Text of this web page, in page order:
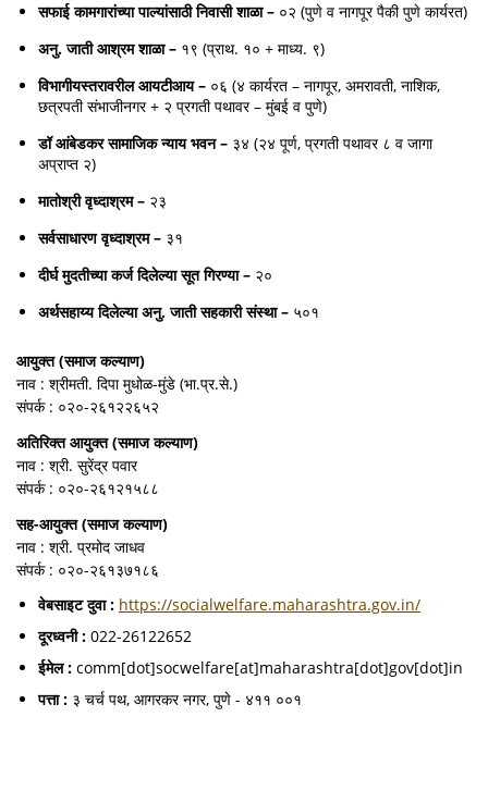
सफाई कामगारांच्या पाल्यांसाठी निवासी शाळा – ०२ (पुणे व नागपूर पैकी पुणे कार्यरत)
अनु. जाती आश्रम शाळा – १९ (प्राथ. १० + माध्य. ९)
विभागीयस्तरावरील आयटीआय – ०६ (४ कार्यरत – नागपूर, अमरावती, नाशिक,
छत्रपती संभाजीनगर + २ प्रगती पथावर – मुंबई व पुणे)
डॉ आंबेडकर सामाजिक न्याय भवन – ३४ (२४ पूर्ण, प्रगती पथावर ८ व जागा
अप्राप्त २)
मातोश्री वृध्दाश्रम – २३
सर्वसाधारण वृध्दाश्रम – ३१
दीर्घ मुदतीच्या कर्ज दिलेल्या सूत गिरण्या – २०
अर्थसहाय्य‍ दिलेल्या अनु. जाती सहकारी संस्था – ५०१
आयुक्त (समाज कल्याण)
नाव : श्रीमती. दिपा मुधोळ-मुंडे (भा.प्र.से.)
संपर्क : ०२०-२६१२२६५२
अतिरिक्त आयुक्त (समाज कल्याण)
नाव : श्री. सुरेंद्र पवार
संपर्क : ०२०-२६१२१५८८
सह-आयुक्त (समाज कल्याण)
नाव : श्री. प्रमोद जाधव
संपर्क : ०२०-२६१३७१८६
वेबसाइट दुवा : https://socialwelfare.maharashtra.gov.in/
दूरध्वनी : 022-26122652
ईमेल : comm[dot]socwelfare[at]maharashtra[dot]gov[dot]in
पत्ता : ३ चर्च पथ, आगरकर नगर, पुणे - ४११ ००१